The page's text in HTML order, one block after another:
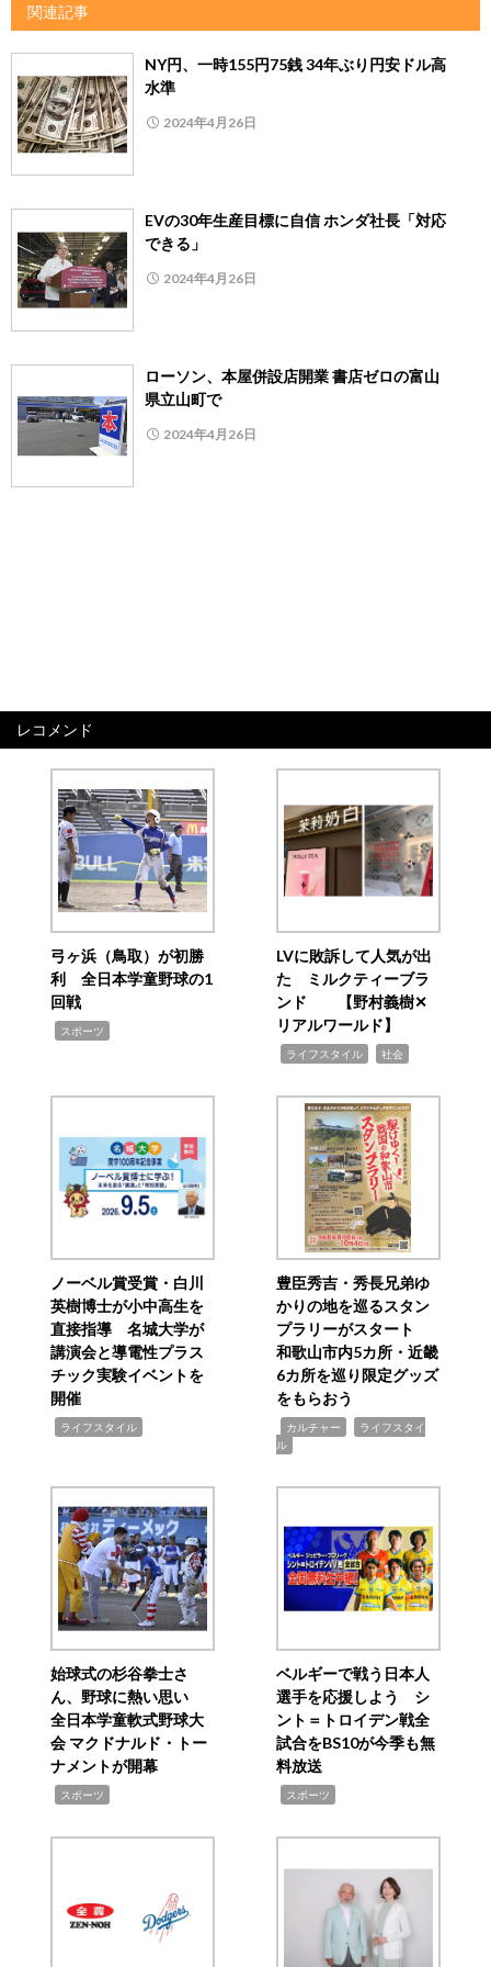
関連記事
NY円、一時155円75銭 34年ぶり円安ドル高
水準
2024年4月26日
EVの30年生産目標に自信 ホンダ社長「対応
できる」
2024年4月26日
ローソン、本屋併設店開業 書店ゼロの富山
県立山町で
2024年4月26日
レコメンド
弓ヶ浜（鳥取）が初勝
利 全日本学童野球の1
回戦
スポーツ
LVに敗訴して人気が出
た ミルクティーブラ
ンド 【野村義樹✕
リアルワールド】
ライフスタイル 社会
ノーベル賞受賞・白川
英樹博士が小中高生を
直接指導 名城大学が
講演会と導電性プラス
チック実験イベントを
開催
ライフスタイル
豊臣秀吉・秀長兄弟ゆ
かりの地を巡るスタン
プラリーがスタート
和歌山市内5カ所・近畿
6カ所を巡り限定グッズ
をもらおう
カルチャー
ライフスタイ
ル
始球式の杉谷拳士さ
ん、野球に熱い思い
全日本学童軟式野球大
会 マクドナルド・トー
ナメントが開幕
スポーツ
ベルギーで戦う日本人
選手を応援しよう シ
ント＝トロイデン戦全
試合をBS10が今季も無
料放送
スポーツ